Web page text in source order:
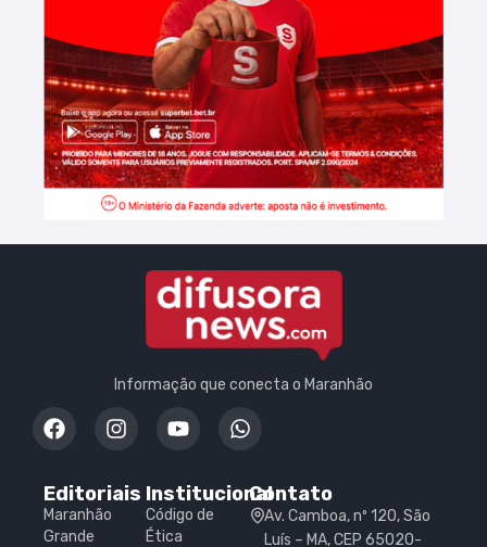
Informação que conecta o Maranhão
Editoriais
Maranhão
Grande
Institucional
Código de
Ética
Contato
Av. Camboa, nº 120, São
Luís – MA, CEP 65020-